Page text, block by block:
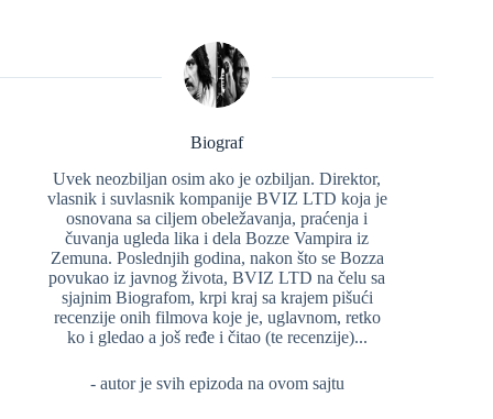
Biograf
Uvek neozbiljan osim ako je ozbiljan. Direktor,
vlasnik i suvlasnik kompanije BVIZ LTD koja je
osnovana sa ciljem obeležavanja, praćenja i
čuvanja ugleda lika i dela Bozze Vampira iz
Zemuna. Poslednjih godina, nakon što se Bozza
povukao iz javnog života, BVIZ LTD na čelu sa
sjajnim Biografom, krpi kraj sa krajem pišući
recenzije onih filmova koje je, uglavnom, retko
ko i gledao a još ređe i čitao (te recenzije)...
- autor je svih epizoda na ovom sajtu